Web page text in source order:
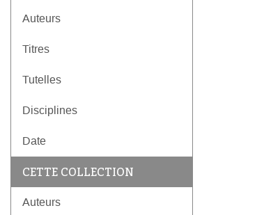
Auteurs
Titres
Tutelles
Disciplines
Date
CETTE COLLECTION
Auteurs